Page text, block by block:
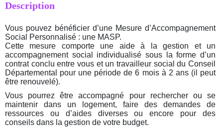
Description
Vous pouvez bénéficier d’une Mesure d’Accompagnement
Social Personnalisé : une MASP.
Cette mesure comporte une aide à la gestion et un
accompagnement social individualisé sous la forme d’un
contrat conclu entre vous et un travailleur social du Conseil
Départemental pour une période de 6 mois à 2 ans (il peut
être renouvelé).
Vous pourrez être accompagné pour rechercher ou se
maintenir dans un logement, faire des demandes de
ressources ou d’aides diverses ou encore pour des
conseils dans la gestion de votre budget.